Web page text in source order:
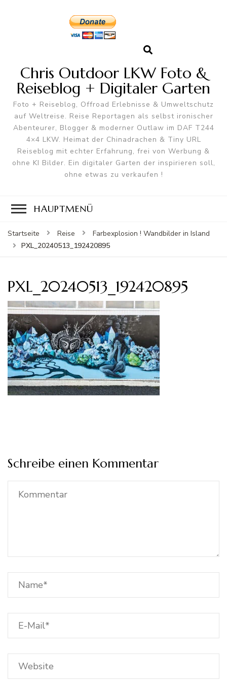
Chris Outdoor LKW Foto &
Reiseblog + Digitaler Garten
Foto + Reiseblog, Offroad Erlebnisse & Umweltschutz
auf Weltreise. Reise Reportagen als selbst ironischer
Abenteurer, Blogger & moderner Outlaw im DAF T244
4×4 LKW. Heimat der Chinadrachen & Tiny URL
Reiseblog mit echter Erfahrung, frei von Werbung &
ohne KI Bilder. Ein digitaler Garten der inspirieren soll,
ohne etwas zu verkaufen !
HAUPTMENÜ
Startseite Reise
Farbexplosion ! Wandbilder in Island
PXL_20240513_192420895
PXL_20240513_192420895
Schreibe einen Kommentar